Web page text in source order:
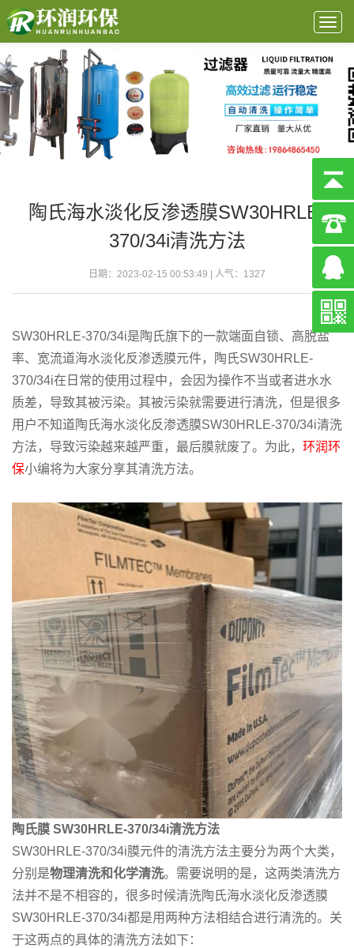
陶氏海水淡化反渗透膜SW30HRLE-
370/34i清洗方法
日期：2023-02-15 00:53:49 | 人气： 1327
SW30HRLE-370/34i是陶氏旗下的一款端面自锁、高脱盐
率、宽流道海水淡化反渗透膜元件，陶氏SW30HRLE-
370/34i在日常的使用过程中，会因为操作不当或者进水水
质差，导致其被污染。其被污染就需要进行清洗，但是很多
用户不知道陶氏海水淡化反渗透膜SW30HRLE-370/34i清洗
方法，导致污染越来越严重，最后膜就废了。为此， 环润环
保小编将为大家分享其清洗方法。
陶氏膜 SW30HRLE-370/34i清洗方法
SW30HRLE-370/34i膜元件的清洗方法主要分为两个大类，
分别是物理清洗和化学清洗。需要说明的是，这两类清洗方
法并不是不相容的，很多时候清洗陶氏海水淡化反渗透膜
SW30HRLE-370/34i都是用两种方法相结合进行清洗的。关
于这两点的具体的清洗方法如下：